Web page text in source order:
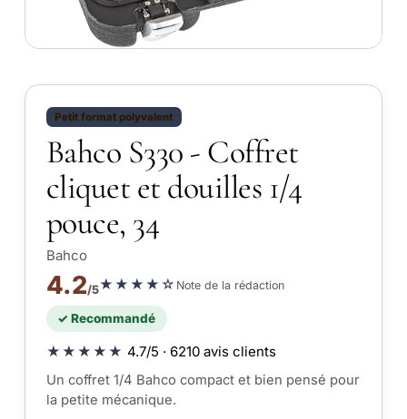
Petit format polyvalent
Bahco S330 - Coffret
cliquet et douilles 1/4
pouce, 34
Bahco
4.2/5★★★★☆ Note de la rédaction
✓ Recommandé
★★★★★ 4.7/5 · 6210 avis clients
Un coffret 1/4 Bahco compact et bien pensé pour
la petite mécanique.